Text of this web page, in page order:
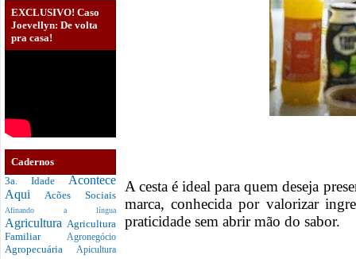
EXCLUSIVO! Caso
Joevellyn: De volta
pra casa!
Cadernos
3a. Idade Acontece
Aqui Acões Sociais
Afinando a língua
Agricultura Agricultura
Familiar Agronegócio
Agropecuária Apicultura
A cesta é ideal para quem deseja
marca, conhecida por valorizar
praticidade sem abrir mão do sabor.